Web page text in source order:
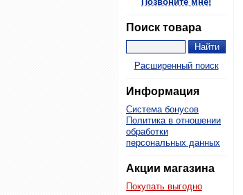
Поиск товара
Расширенный поиск
Информация
Система бонусов
Политика в отношении
обработки
персональных данных
Акции магазина
Покупать выгодно